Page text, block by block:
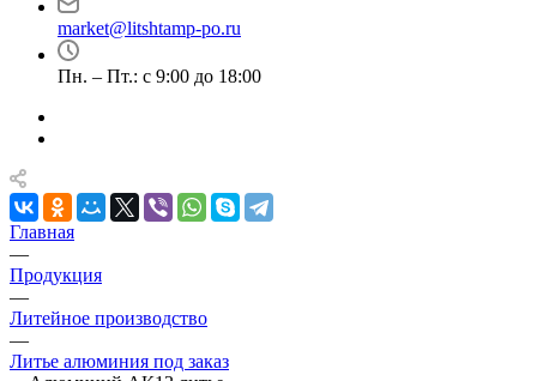
market@litshtamp-po.ru
Пн. – Пт.: с 9:00 до 18:00
Главная
—
Продукция
—
Литейное производство
—
Литье алюминия под заказ